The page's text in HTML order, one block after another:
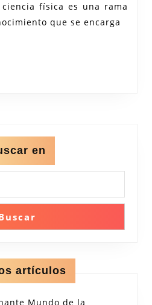
física es una rama
que se encarga
en
artículos
Mundo de la